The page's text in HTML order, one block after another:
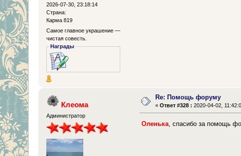
2026-07-30, 23:18:14
Страна:
Карма 819
Самое главное украшение —
чистая совесть.
Награды
Клеома
Администратор
Re: Помощь форуму
«Ответ #328 : 2020-04-02,
Оленька, спасибо за помощь